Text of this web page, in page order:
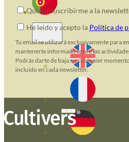
Quiero suscribirme a la
He leido y acepto la Política de
Tu email se utilizará exclusivamente para
mantenerte informado sobre las
Podrás darte de baja en cualquier
incluido en cada newsletter.